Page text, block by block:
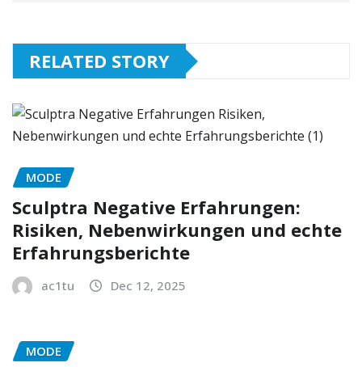
RELATED STORY
MODE
Sculptra Negative Erfahrungen:
Risiken, Nebenwirkungen und echte
Erfahrungsberichte
ac1tu Dec 12, 2025
MODE